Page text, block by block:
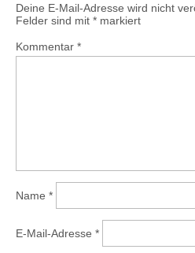
Deine E-Mail-Adresse wird nicht
Felder sind mit * markiert
Kommentar *
Name *
E-Mail-Adresse *